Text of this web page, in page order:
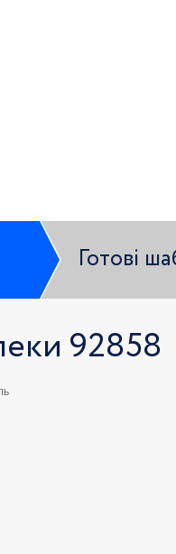
Готові
92858